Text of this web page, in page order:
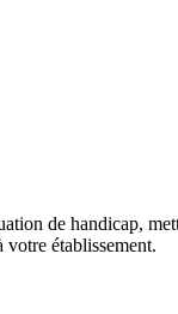
de handicap,
établissement.